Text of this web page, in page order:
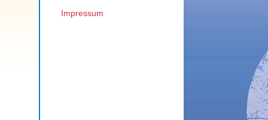
Impressum